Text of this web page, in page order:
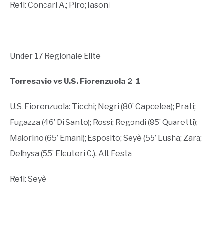
Reti: Concari A.; Piro; Iasoni
Under 17 Regionale Elite
Torresavio vs U.S. Fiorenzuola 2-1
U.S. Fiorenzuola: Ticchi; Negri (80’ Capcelea); Prati;
Fugazza (46’ Di Santo); Rossi; Regondi (85’ Quaretti);
Maiorino (65’ Emani); Esposito; Seyè (55’ Lusha; Zara;
Delhysa (55’ Eleuteri C.). All. Festa
Reti: Seyè